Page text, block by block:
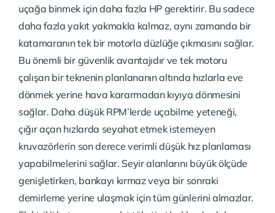
uçağa binmek için daha fazla HP gerektirir. Bu sadece
daha fazla yakıt yakmakla kalmaz, aynı zamanda bir
katamaranın tek bir motorla düzlüğe çıkmasını sağlar.
Bu önemli bir güvenlik avantajıdır ve tek motoru
çalışan bir teknenin planlananın altında hızlarla eve
dönmek yerine hava kararmadan kıyıya dönmesini
sağlar. Daha düşük RPM’lerde uçabilme yeteneği,
çığır açan hızlarda seyahat etmek istemeyen
kruvazörlerin son derece verimli düşük hız planlaması
yapabilmelerini sağlar. Seyir alanlarını büyük ölçüde
genişletirken, bankayı kırmaz veya bir sonraki
demirleme yerine ulaşmak için tüm günlerini almazlar.